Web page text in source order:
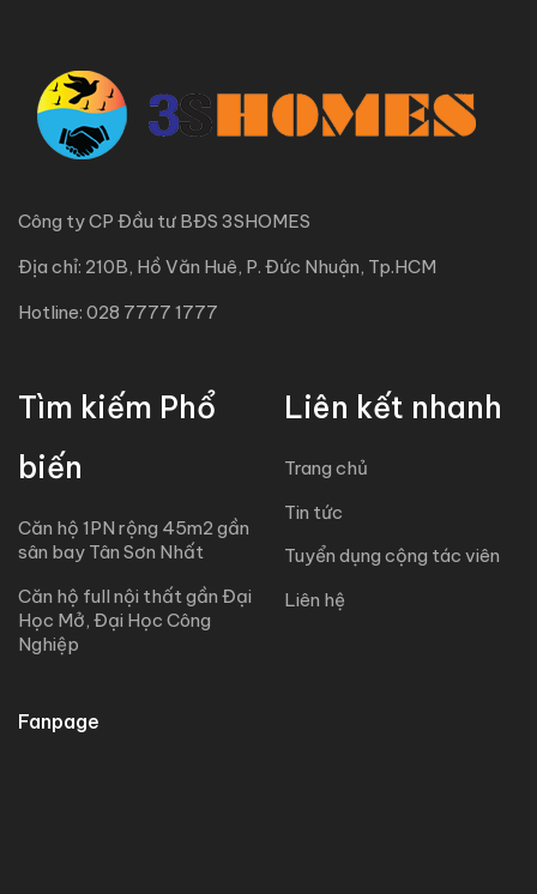
Công ty CP Đầu tư BĐS 3SHOMES
Địa chỉ: 210B, Hồ Văn Huê, P. Đức Nhuận, Tp.HCM
Hotline: 028 7777 1777
Tìm kiếm Phổ
biến
Căn hộ 1PN rộng 45m2 gần
sân bay Tân Sơn Nhất
Căn hộ full nội thất gần Đại
Học Mở, Đại Học Công
Nghiệp
Liên kết nhanh
Trang chủ
Tin tức
Tuyển dụng cộng tác viên
Liên hệ
Fanpage